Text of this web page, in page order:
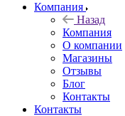
Компания
Назад
Компания
О компании
Магазины
Отзывы
Блог
Контакты
Контакты